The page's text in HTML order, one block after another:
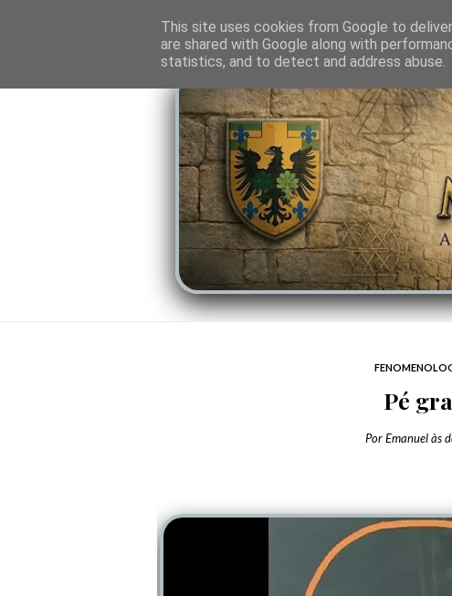
O PORTAL SOMBRAS DO PODER LINHAGEM
Pé
Por Emanuel às
This site uses cookies from Google to
are shared with Google along with
statistics, and to detect and address abuse.